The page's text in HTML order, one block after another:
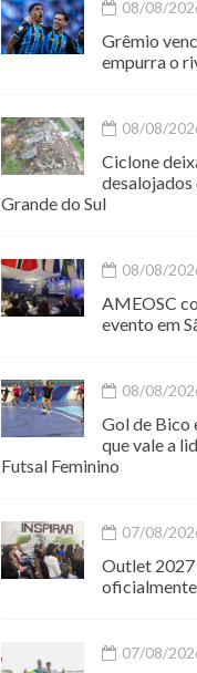
08/08/
Grêmio
empurra o
08/08/
Ciclone
desalojados
Grande do Sul
08/08/
AMEOSC
evento em
08/08/
Gol de Bico
que vale a
Futsal Feminino
07/08/
Outlet 2027
oficialmente
07/08/